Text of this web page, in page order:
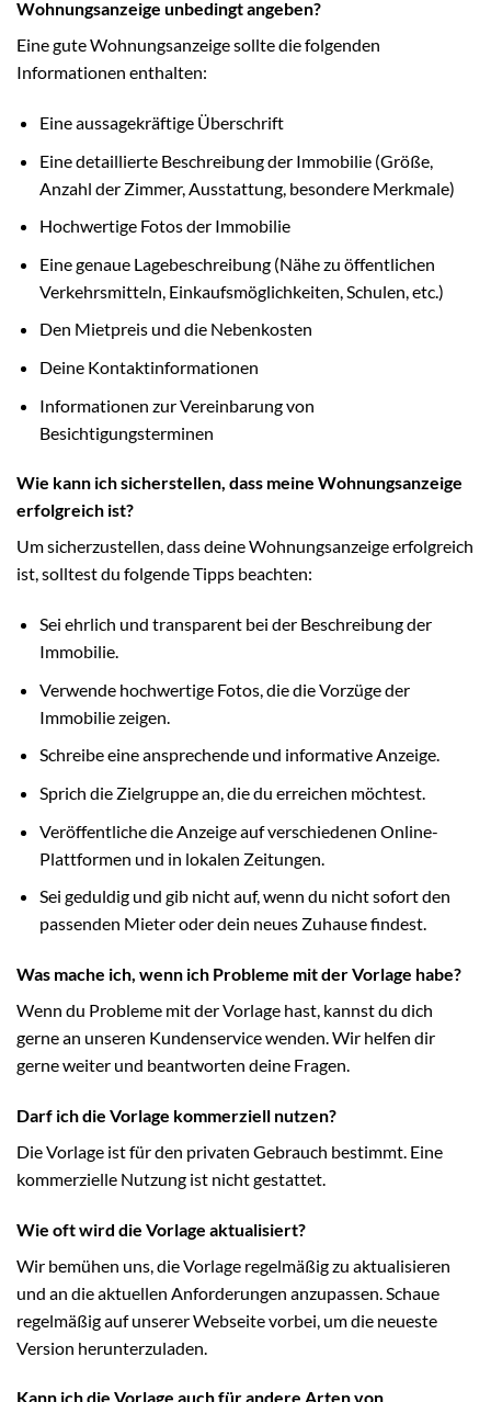
Wohnungsanzeige unbedingt angeben?
Eine gute Wohnungsanzeige sollte die folgenden
Informationen enthalten:
Eine aussagekräftige Überschrift
Eine detaillierte Beschreibung der Immobilie (Größe,
Anzahl der Zimmer, Ausstattung, besondere Merkmale)
Hochwertige Fotos der Immobilie
Eine genaue Lagebeschreibung (Nähe zu öffentlichen
Verkehrsmitteln, Einkaufsmöglichkeiten, Schulen, etc.)
Den Mietpreis und die Nebenkosten
Deine Kontaktinformationen
Informationen zur Vereinbarung von
Besichtigungsterminen
Wie kann ich sicherstellen, dass meine Wohnungsanzeige
erfolgreich ist?
Um sicherzustellen, dass deine Wohnungsanzeige erfolgreich
ist, solltest du folgende Tipps beachten:
Sei ehrlich und transparent bei der Beschreibung der
Immobilie.
Verwende hochwertige Fotos, die die Vorzüge der
Immobilie zeigen.
Schreibe eine ansprechende und informative Anzeige.
Sprich die Zielgruppe an, die du erreichen möchtest.
Veröffentliche die Anzeige auf verschiedenen Online-
Plattformen und in lokalen Zeitungen.
Sei geduldig und gib nicht auf, wenn du nicht sofort den
passenden Mieter oder dein neues Zuhause findest.
Was mache ich, wenn ich Probleme mit der Vorlage habe?
Wenn du Probleme mit der Vorlage hast, kannst du dich
gerne an unseren Kundenservice wenden. Wir helfen dir
gerne weiter und beantworten deine Fragen.
Darf ich die Vorlage kommerziell nutzen?
Die Vorlage ist für den privaten Gebrauch bestimmt. Eine
kommerzielle Nutzung ist nicht gestattet.
Wie oft wird die Vorlage aktualisiert?
Wir bemühen uns, die Vorlage regelmäßig zu aktualisieren
und an die aktuellen Anforderungen anzupassen. Schaue
regelmäßig auf unserer Webseite vorbei, um die neueste
Version herunterzuladen.
Kann ich die Vorlage auch für andere Arten von